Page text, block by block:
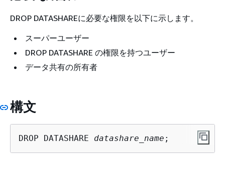
DROP DATASHAREに必要な権限を以下に示します。
スーパーユーザー
DROP DATASHARE の権限を持つユーザー
データ共有の所有者
構文
DROP DATASHARE datashare_name ;